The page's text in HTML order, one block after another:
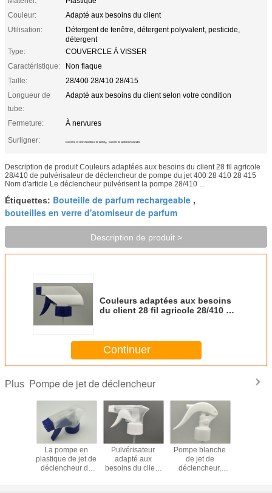
Couleur:
Adapté aux besoins du client
Utilisation:
Détergent de fenêtre, détergent polyvalent, pesticide,
détergent
Type:
COUVERCLE À VISSER
Caractéristique:
Non flaque
Taille:
28/400 28/410 28/415
Longueur de
tube:
Adapté aux besoins du client selon votre condition
Fermeture:
À nervures
Surligner:
bouteilles en verre d'atomiseur de parfum, bouteille de parfum rechargeable
Description de produit Couleurs adaptées aux besoins du client 28 fil agricole
28/410 de pulvérisateur de déclencheur de pompe du jet 400 28 410 28 415
Nom d'article Le déclencheur pulvérisent la pompe 28/410 ...
Étiquettes: Bouteille de parfum rechargeable ,
bouteilles en verre d'atomiseur de parfum
Description de produit >
Couleurs adaptées aux besoins
du client 28 fil agricole 28/410 de
Continuer
Plus Pompe de jet de déclencheur
La pompe en
plastique de jet de
déclencheur de
Pulvérisateur
adapté aux
besoins du client
Pompe blanche
de jet de
déclencheur,